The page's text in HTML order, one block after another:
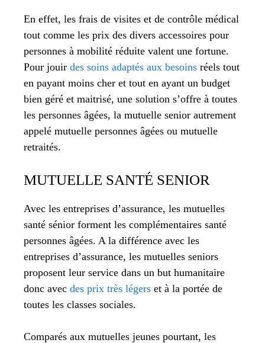
En effet, les frais de visites et de contrôle médical
tout comme les prix des divers accessoires pour
personnes à mobilité réduite valent une fortune.
Pour jouir des soins adaptés aux besoins réels tout
en payant moins cher et tout en ayant un budget
bien géré et maitrisé, une solution s’offre à toutes
les personnes âgées, la mutuelle senior autrement
appelé mutuelle personnes âgées ou mutuelle
retraités.
MUTUELLE SANTÉ SENIOR
Avec les entreprises d’assurance, les mutuelles
santé sénior forment les complémentaires santé
personnes âgées. A la différence avec les
entreprises d’assurance, les mutuelles seniors
proposent leur service dans un but humanitaire
donc avec des prix très légers et à la portée de
toutes les classes sociales.
Comparés aux mutuelles jeunes pourtant, les